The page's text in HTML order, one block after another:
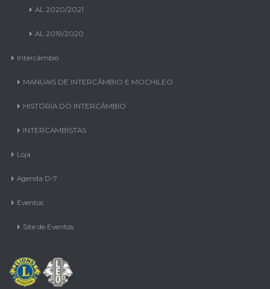
AL 2020/2021
AL 2019/2020
Intercâmbio
MANUAIS DE INTERCÂMBIO E MOCHILEO
HISTÓRIA DO INTERCÂMBIO
INTERCAMBISTAS
Loja
Agenda D-7
Eventos
Site de Eventos